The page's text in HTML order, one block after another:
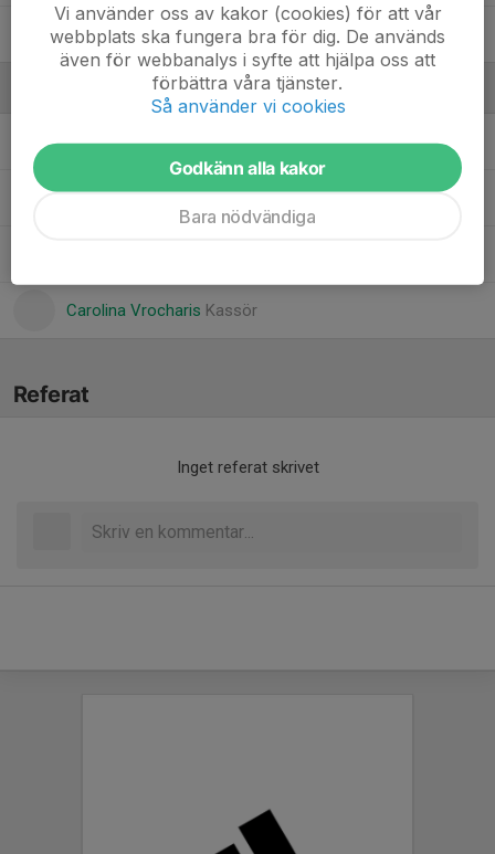
19. Madeleine Palmgren
Kalle Kiriakos AntoniadisHuvudtränare
Kiki AvramidouLagledare
Carolina Vrocharis Kassör
Referat
Inget referat skrivet
Vi använder oss av kakor (cookies) för att vår
webbplats ska fungera bra för dig. De används
även för webbanalys i syfte att hjälpa oss att
förbättra våra tjänster.
Så använder vi cookies
Godkänn alla kakor
Bara nödvändiga